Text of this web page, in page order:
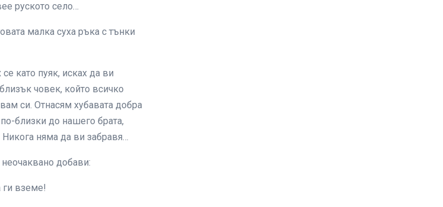
руското село…
малка суха ръка с тънки
като пуяк, исках да ви
човек, който всичко
си. Отнасям хубавата добра
близки до нашего брата,
няма да ви забравя…
добави:
ги вземе!